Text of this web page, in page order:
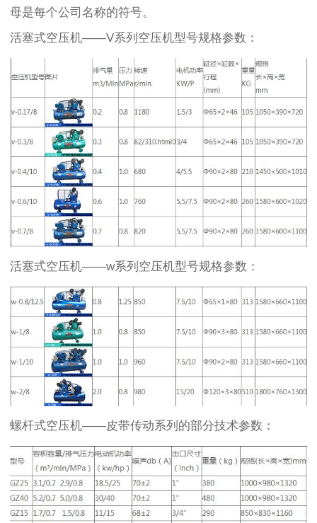
母是每个公司名称的符号。
活塞式空压机——V系列空压机型号规格参数：
活塞式空压机——w系列空压机型号规格参数：
螺杆式空压机——皮带传动系列的部分技术参数：